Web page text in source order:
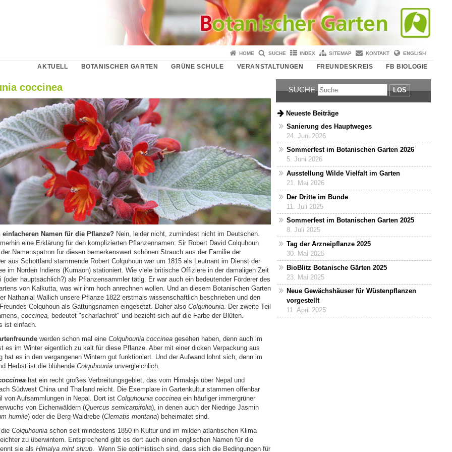
HOME SUCHE INDEX SITEMAP KONTAKT ENGLISH
AKTUELL BOTANISCHER GARTEN GRÜNE SCHULE VERANSTALTUNGEN FREUNDESKREIS FB BIOLOGIE
coccinea
einfacheren Namen für die Pflanze?Nein, leider nicht, zumindest nicht im Deutschen.
eine Erklärung für den komplizierten Pflanzennamen: Sir Robert David Colquhoun
Namenspatron für diesen bemerkenswert schönen Strauch aus der Familie der
aus Schottland stammende Robert Colquhoun war um 1815 als Leutnant im Dienst der
im Norden Indiens (Kumaon) stationiert. Wie viele britische Offiziere in der damaligen Zeit
(oder hauptsächlich?) als Pflanzensammler tätig. Er war auch ein bedeutender Förderer des
von Kalkutta, was wir ihm hoch anrechnen wollen. Und an diesem Botanischen Garten
Nathanial Wallich unsere Pflanze 1822 erstmals wissenschaftlich beschrieben und den
Colquhoun als Gattungsnamen eingesetzt. Daher also Colquhounia. Der zweite Teil
coccinea, bedeutet "scharlachrot" und bezieht sich auf die Farbe der Blüten.
ist einfach.
werden schon mal eine Colquhounia coccineagesehen haben, denn auch im
es im Winter eigentlich zu kalt für diese Pflanze. Aber mit einer dicken Verpackung aus
hat es in den vergangenen Wintern gut funktioniert. Und der Aufwand lohnt sich, denn im
Herbst ist die blühende Colquhouniaunvergleichlich.
hat ein recht großes Verbreitungsgebiet, das vom Himalaja über Nepal und
Südwest China und Thailand reicht. Die Exemplare in Gartenkultur stammen offenbar
von Aufsammlungen in Nepal. Dort ist Colquhounia coccineaein häufiger immergrüner
von Eichenwäldern (Quercus semicarpifolia), in denen auch der Niedrige Jasmin
humile) oder die Berg-Waldrebe (Clematis montana) beheimatet sind.
Colquhouniaschon seit mindestens 1850 in Kultur und im milden atlantischen Klima
zu überwintern. Entsprechend gibt es dort auch einen englischen Namen für die
sie als Himalya mint shrub. Wenn Sie optimistisch sind, dass sich die Bedingungen für
SUCHE LOS
Neueste Beiträge
Sanierung des Hauptweges
24. Juni 2026
Sommerfest im Botanischen Garten 2026
5. Juni 2026
Ausstellung Wilde Vielfalt im Garten
21. Mai 2026
Der Dritte im Bunde
11. Juli 2025
Sommerfest im Botanischen Garten 2025
8. Juli 2025
Tag der Arzneipflanze 2025
30. Mai 2025
BioBlitz Botanische Gärten 2025
23. Mai 2025
Neue Gewächshäuser für Wüstenpflanzen
vorgestellt
11. April 2025